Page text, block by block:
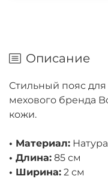
Описание
Стильный пояс
мехового бренда
кожи.
• Материал:
• Длина: 85 см
• Ширина: 2 см